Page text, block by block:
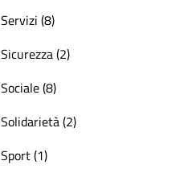
Servizi (8)
Sicurezza (2)
Sociale (8)
Solidarietà (2)
Sport (1)